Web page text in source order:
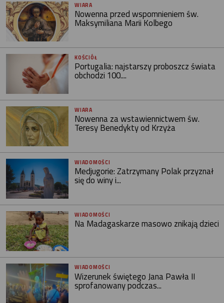
WIARA
Nowenna przed wspomnieniem św.
Maksymiliana Marii Kolbego
KOŚCIÓŁ
Portugalia: najstarszy proboszcz świata
obchodzi 100....
WIARA
Nowenna za wstawiennictwem św.
Teresy Benedykty od Krzyża
WIADOMOŚCI
Medjugorie: Zatrzymany Polak przyznał
się do winy i...
WIADOMOŚCI
Na Madagaskarze masowo znikają dzieci
WIADOMOŚCI
Wizerunek świętego Jana Pawła II
sprofanowany podczas...